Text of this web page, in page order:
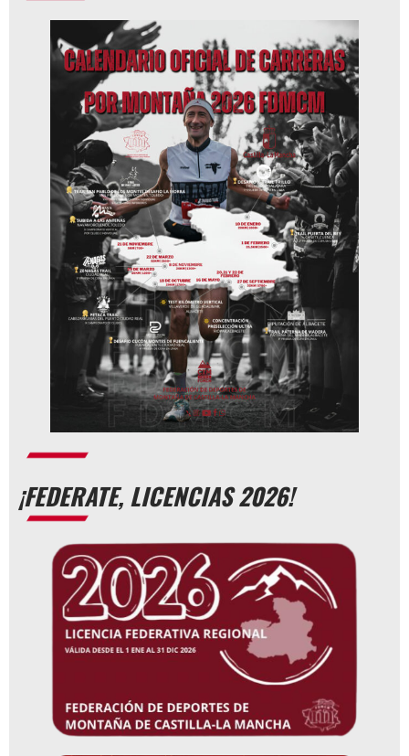
¡FEDERATE, LICENCIAS 2026!